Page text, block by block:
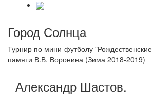
Город Солнца
Турнир по мини-футболу
памяти В.В. Воронина (Зима 2018-2019)
Александр Шастов.